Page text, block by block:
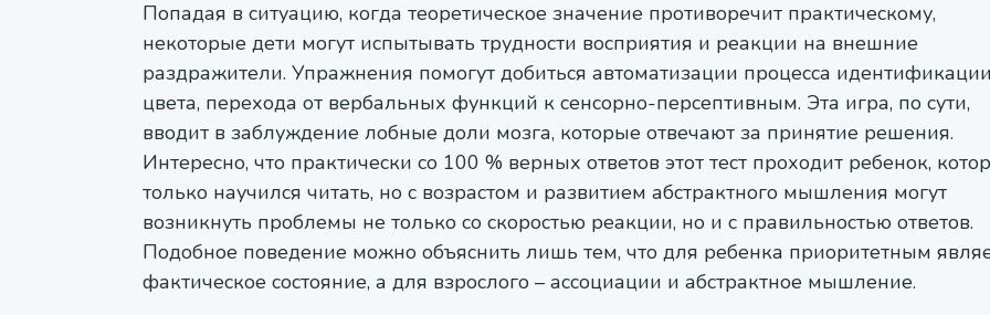
Попадая в ситуацию, когда теоретическое значение противоречит практическому,
некоторые дети могут испытывать трудности восприятия и реакции на внешние
раздражители. Упражнения помогут добиться автоматизации процесса
цвета, перехода от вербальных функций к сенсорно-персептивным. Эта игра, по сути,
вводит в заблуждение лобные доли мозга, которые отвечают за принятие решения.
Интересно, что практически со 100 % верных ответов этот тест проходит ребенок,
только научился читать, но с возрастом и развитием абстрактного мышления могут
возникнуть проблемы не только со скоростью реакции, но и с правильностью ответов.
Подобное поведение можно объяснить лишь тем, что для ребенка приоритетным
фактическое состояние, а для взрослого – ассоциации и абстрактное мышление.